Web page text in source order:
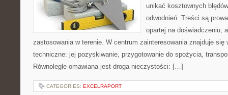
unikać kosztownych
odwodnień. Treści są
opartej na doświadczeniu,
zastosowania w terenie. W centrum zainteresowania znajduje się
techniczne: jej pozyskiwanie, przygotowanie do spożycia,
Równolegle omawiana jest droga nieczystości: […]
CATEGORIES: EXCELRAPORT